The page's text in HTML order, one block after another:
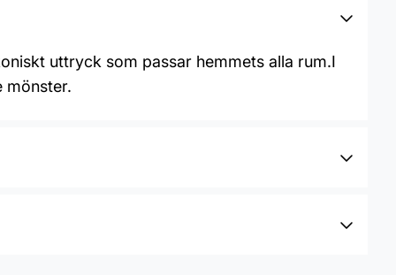
uttryck som passar hemmets alla rum.I
mönster.